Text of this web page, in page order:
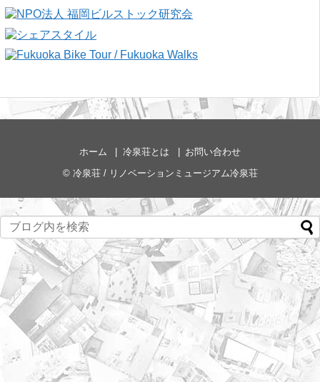
ホーム 冷泉荘とは
お問い合わせ
© 冷泉荘 / リノベーションミュージアム冷泉荘